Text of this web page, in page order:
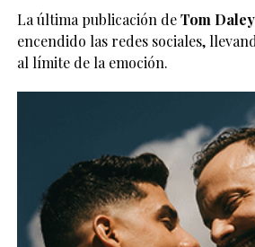
La última publicación deTom Daley
encendido las redes sociales,
al límite de la emoción.